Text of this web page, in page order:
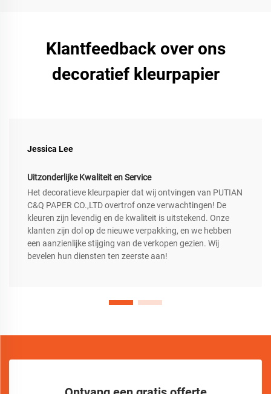
Klantfeedback over ons
decoratief kleurpapier
Jessica Lee
Uitzonderlijke Kwaliteit en Service
Het decoratieve kleurpapier dat wij ontvingen van PUTIAN
C&Q PAPER CO.,LTD overtrof onze verwachtingen! De
kleuren zijn levendig en de kwaliteit is uitstekend. Onze
klanten zijn dol op de nieuwe verpakking, en we hebben
een aanzienlijke stijging van de verkopen gezien. Wij
bevelen hun diensten ten zeerste aan!